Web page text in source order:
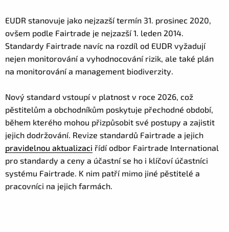
EUDR stanovuje jako nejzazší termín 31. prosinec 2020,
ovšem podle Fairtrade je nejzazší 1. leden 2014.
Standardy Fairtrade navíc na rozdíl od EUDR vyžadují
nejen monitorování a vyhodnocování rizik, ale také plán
na monitorování a management biodiverzity.
Nový standard vstoupí v platnost v roce 2026, což
pěstitelům a obchodníkům poskytuje přechodné období,
během kterého mohou přizpůsobit své postupy a zajistit
jejich dodržování. Revize standardů Fairtrade a jejich
pravidelnou aktualizaci řídí odbor Fairtrade International
pro standardy a ceny a účastní se ho i klíčoví účastníci
systému Fairtrade. K nim patří mimo jiné pěstitelé a
pracovníci na jejich farmách.